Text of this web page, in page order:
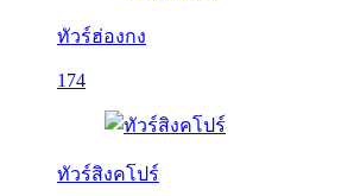
ทัวร์ฮ่องกง
174
ทัวร์สิงคโปร์